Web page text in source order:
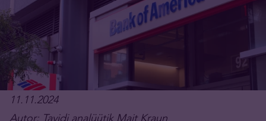
11.11.2024
Autor: Tavidi analüütik Mait Kraun